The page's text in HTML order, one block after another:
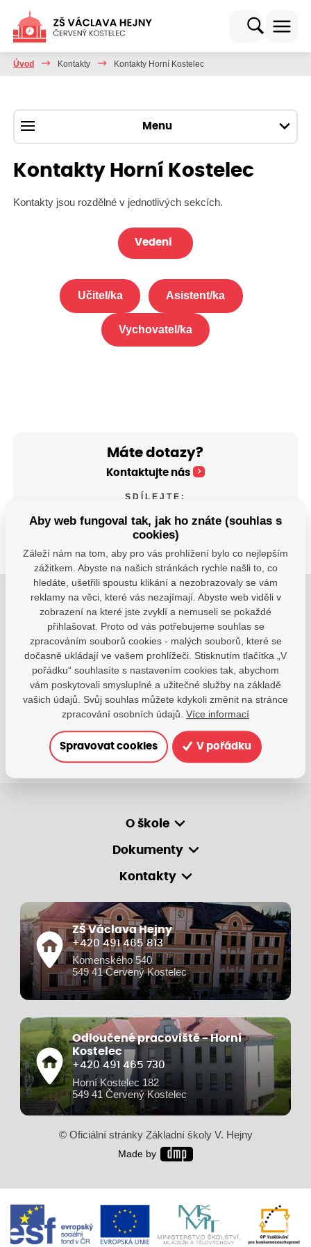
Úvod Kontakty Kontakty Horní Kostelec
Menu
Kontakty Horní Kostelec
Kontakty jsou rozdělné v jednotlivých sekcích.
Vedení
Učitel/ka Asistent/ka
Vychovatel/ka
Máte dotazy?
Kontaktujte nás
SDÍLEJTE:
Jsme tu pro Vaše děti.
Jsme k dispozici, pokud potřebujete pomoci.
zsvhejny@zsvhejny.cz
+420 491 465 813
po-pá: 7:30 - 15:30 hod.
O škole
Dokumenty
Kontakty
ZŠ Václava Hejny
+420 491 465 813
Komenského 540
549 41 Červený Kostelec
Odloučené pracoviště - Horní
Kostelec
+420 491 465 730
Horní Kostelec 182
549 41 Červený Kostelec
© Oficiální stránky Základní školy V. Hejny
Made by
Aby web fungoval tak, jak ho znáte (souhlas s
cookies)
Záleží nám na tom, aby pro vás prohlížení bylo co nejlepším
zážitkem. Abyste na našich stránkách rychle našli to, co
hledáte, ušetřili spoustu klikání a nezobrazovaly se vám
reklamy na věci, které vás nezajímají. Abyste web viděli v
zobrazení na které jste zvyklí a nemuseli se pokaždé
přihlašovat. Proto od vás potřebujeme souhlas se
zpracováním souborů cookies - malých souborů, které se
dočasně ukládají ve vašem prohlížeči. Stisknutím tlačítka „V
pořádku“ souhlasíte s nastavením cookies tak, abychom
vám poskytovali smysluplné a užitečné služby na základě
vašich údajů. Svůj souhlas můžete kdykoli změnit na stránce
zpracování osobních údajů. Více informací
Spravovat cookies V pořádku